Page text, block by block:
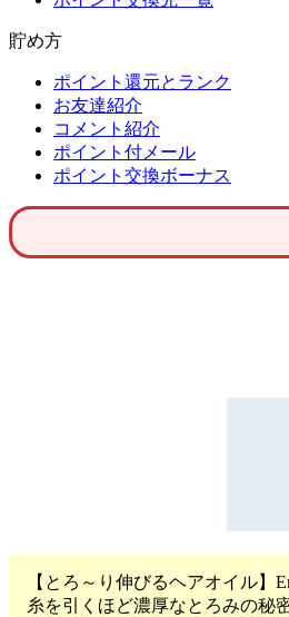
貯め方
ポイント還元とランク
お友達紹介
コメント紹介
ポイント付メール
ポイント交換ボーナス
【とろ～り伸びるヘアオイル】
糸を引くほど濃厚なとろみの秘